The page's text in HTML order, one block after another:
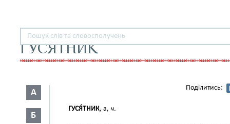
ГУСЯТНИК
А
Б
Поділитись:
ГУСЯ́ТНИК, а, ч.